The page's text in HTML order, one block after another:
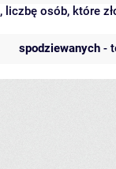
osób, które
spodziewanych -